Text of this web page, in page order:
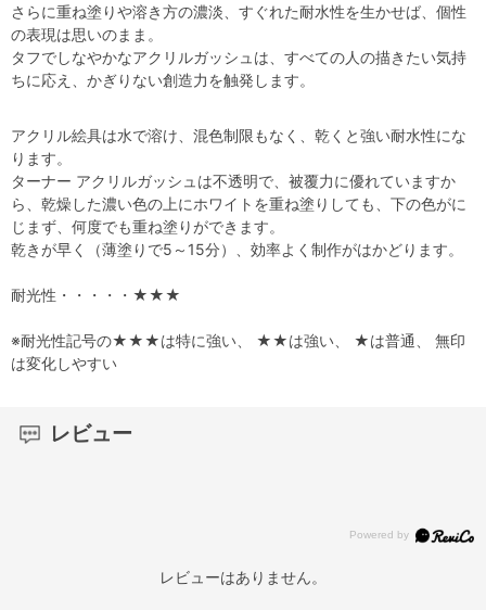
さらに重ね塗りや溶き方の濃淡、すぐれた耐水性を生かせば、個性
の表現は思いのまま。
タフでしなやかなアクリルガッシュは、すべての人の描きたい気持
ちに応え、かぎりない創造力を触発します。
アクリル絵具は水で溶け、混色制限もなく、乾くと強い耐水性にな
ります。
ターナー アクリルガッシュは不透明で、被覆力に優れていますか
ら、乾燥した濃い色の上にホワイトを重ね塗りしても、下の色がに
じまず、何度でも重ね塗りができます。
乾きが早く（薄塗りで5～15分）、効率よく制作がはかどります。
耐光性・・・・・★★★
※耐光性記号の★★★は特に強い、 ★★は強い、 ★は普通、 無印
は変化しやすい
レビュー
レビューはありません。